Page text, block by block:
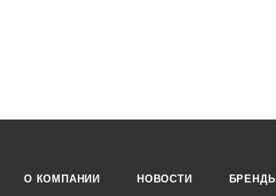
О КОМПАНИИ НОВОСТИ БРЕНДЫ